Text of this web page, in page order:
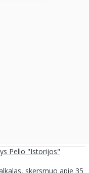
Pello "Istorijos"
skersmuo apie 35